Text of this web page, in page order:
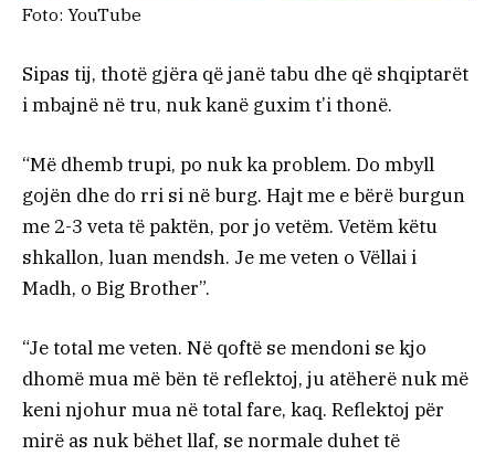
Foto: YouTube
Sipas tij, thotë gjëra që janë tabu dhe që shqiptarët
i mbajnë në tru, nuk kanë guxim t’i thonë.
“Më dhemb trupi, po nuk ka problem. Do mbyll
gojën dhe do rri si në burg. Hajt me e bërë burgun
me 2-3 veta të paktën, por jo vetëm. Vetëm këtu
shkallon, luan mendsh. Je me veten o Vëllai i
Madh, o Big Brother”.
“Je total me veten. Në qoftë se mendoni se kjo
dhomë mua më bën të reflektoj, ju atëherë nuk më
keni njohur mua në total fare, kaq. Reflektoj për
mirë as nuk bëhet llaf, se normale duhet të